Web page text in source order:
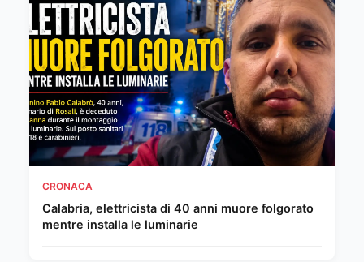
CRONACA
Calabria, elettricista di 40 anni muore folgorato
mentre installa le luminarie